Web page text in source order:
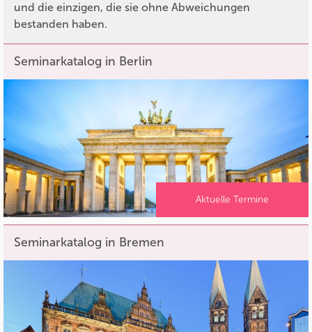
und die einzigen, die sie ohne Abweichungen
bestanden haben.
Seminarkatalog in Berlin
Aktuelle Termine
Seminarkatalog in Bremen